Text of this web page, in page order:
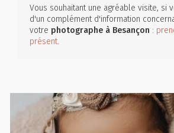
Vous souhaitant une agréable visite, si
d'un complément d'information
votre photographe à Besançon :
présent.